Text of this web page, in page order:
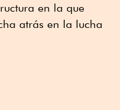
en la que
atrás en la lucha